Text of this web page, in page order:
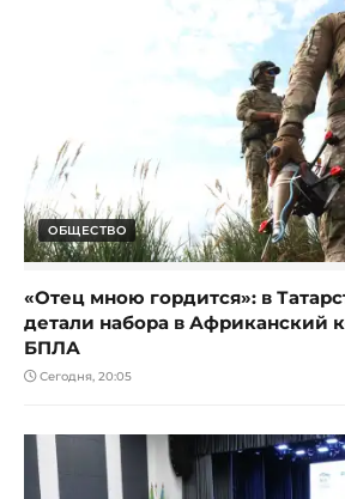
ОБЩЕСТВО
«Отец мною гордится»: в
детали набора в Африканский
БПЛА
Сегодня, 20:05